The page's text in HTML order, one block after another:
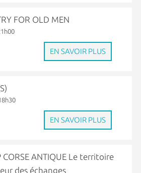
FOR OLD MEN
EN SAVOIR PLUS
EN SAVOIR PLUS
CORSE ANTIQUE Le territoire
des échanges